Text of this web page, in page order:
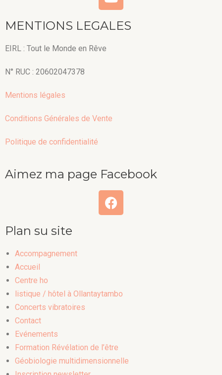
MENTIONS LEGALES
EIRL : Tout le Monde en Rêve
N° RUC : 20602047378
Mentions légales
Conditions Générales de Vente
Politique de confidentialité
Aimez ma page Facebook
Plan su site
Accompagnement
Accueil
Centre ho
listique / hôtel à Ollantaytambo
Concerts vibratoires
Contact
Evénements
Formation Révélation de l’être
Géobiologie multidimensionnelle